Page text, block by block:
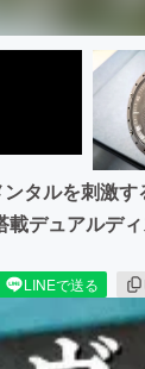
タルを刺激
デュアルデ
LINEで送る